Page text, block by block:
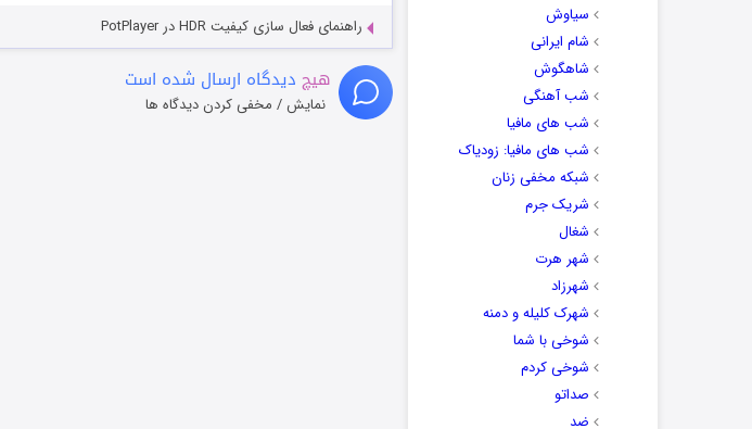
سیاوش
شام ایرانی
شاهگوش
شب آهنگی
شب های مافیا
شب های مافیا: زودیاک
شبکه مخفی زنان
شریک جرم
شغال
شهر هرت
شهرزاد
شهرک کلیله و دمنه
شوخی با شما
شوخی کردم
صداتو
ضد
راهنمای فعال سازی کیفیت HDR در PotPlayer
هیچ دیدگاه ارسال شده است
نمایش / مخفی کردن دیدگاه ها